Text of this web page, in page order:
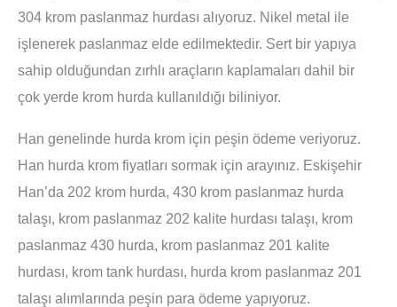
304 krom paslanmaz hurdası alıyoruz. Nikel metal ile
işlenerek paslanmaz elde edilmektedir. Sert bir yapıya
sahip olduğundan zırhlı araçların kaplamaları dahil bir
çok yerde krom hurda kullanıldığı biliniyor.
Han genelinde hurda krom için peşin ödeme veriyoruz.
Han hurda krom fiyatları sormak için arayınız. Eskişehir
Han’da 202 krom hurda, 430 krom paslanmaz hurda
talaşı, krom paslanmaz 202 kalite hurdası talaşı, krom
paslanmaz 430 hurda, krom paslanmaz 201 kalite
hurdası, krom tank hurdası, hurda krom paslanmaz 201
talaşı alımlarında peşin para ödeme yapıyoruz.